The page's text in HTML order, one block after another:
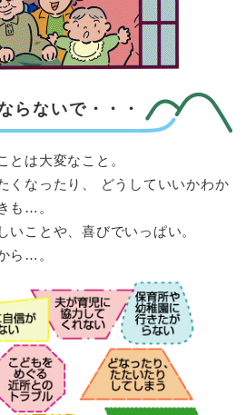
らないで・・・
は大変なこと。
くなったり、 どうしていいかわか
も…。
ことや、喜びでいっぱい。
ら…。